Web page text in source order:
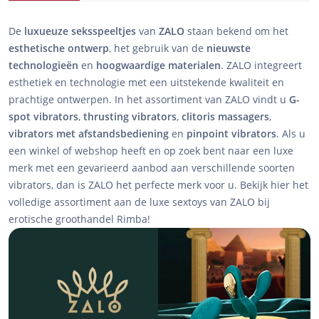
De luxueuze seksspeeltjes van ZALO staan bekend om het
esthetische ontwerp, het gebruik van de nieuwste
technologieën en hoogwaardige materialen. ZALO integreert
esthetiek en technologie met een uitstekende kwaliteit en
prachtige ontwerpen. In het assortiment van ZALO vindt u G-
spot vibrators, thrusting vibrators, clitoris massagers,
vibrators met afstandsbediening en pinpoint vibrators. Als u
een winkel of webshop heeft en op zoek bent naar een luxe
merk met een gevarieerd aanbod aan verschillende soorten
vibrators, dan is ZALO het perfecte merk voor u. Bekijk hier het
volledige assortiment aan de luxe sextoys van ZALO bij
erotische groothandel Rimba!